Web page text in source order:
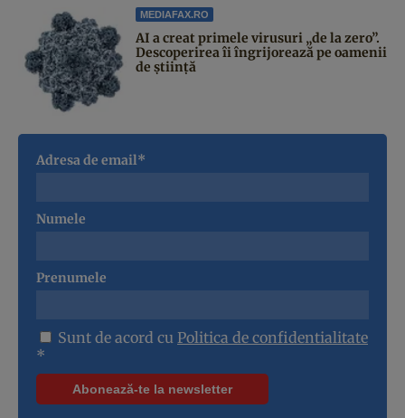
MEDIAFAX.RO
AI a creat primele virusuri „de la zero”.
Descoperirea îi îngrijorează pe oamenii
de știință
Adresa de email*
Numele
Prenumele
Sunt de acord cu Politica de confidentialitate
*